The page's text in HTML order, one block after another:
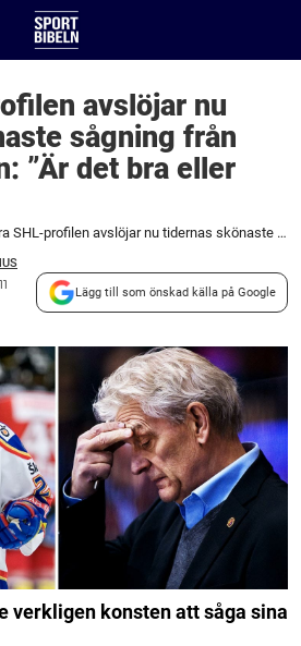
avslöjar nu
sågning från
”Är det bra eller
Stora SHL-profilen avslöjar nu tidernas skönaste sågning från Hardy Nilsson: ”Är det bra eller dåligt..?”
Lägg till som önskad källa på Google
verkligen konsten att såga sina